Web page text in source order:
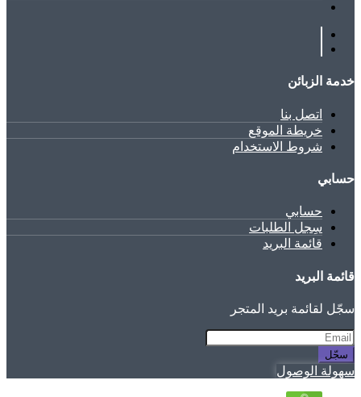
خدمة الزبائن
اتصل بنا
خريطة الموقع
شروط الاستخدام
حسابي
حسابي
سِجل الطلبات
قائمة البريد
قائمة البريد
سجّل لقائمة بريد المتجر
سجّل
سهولة الوصول